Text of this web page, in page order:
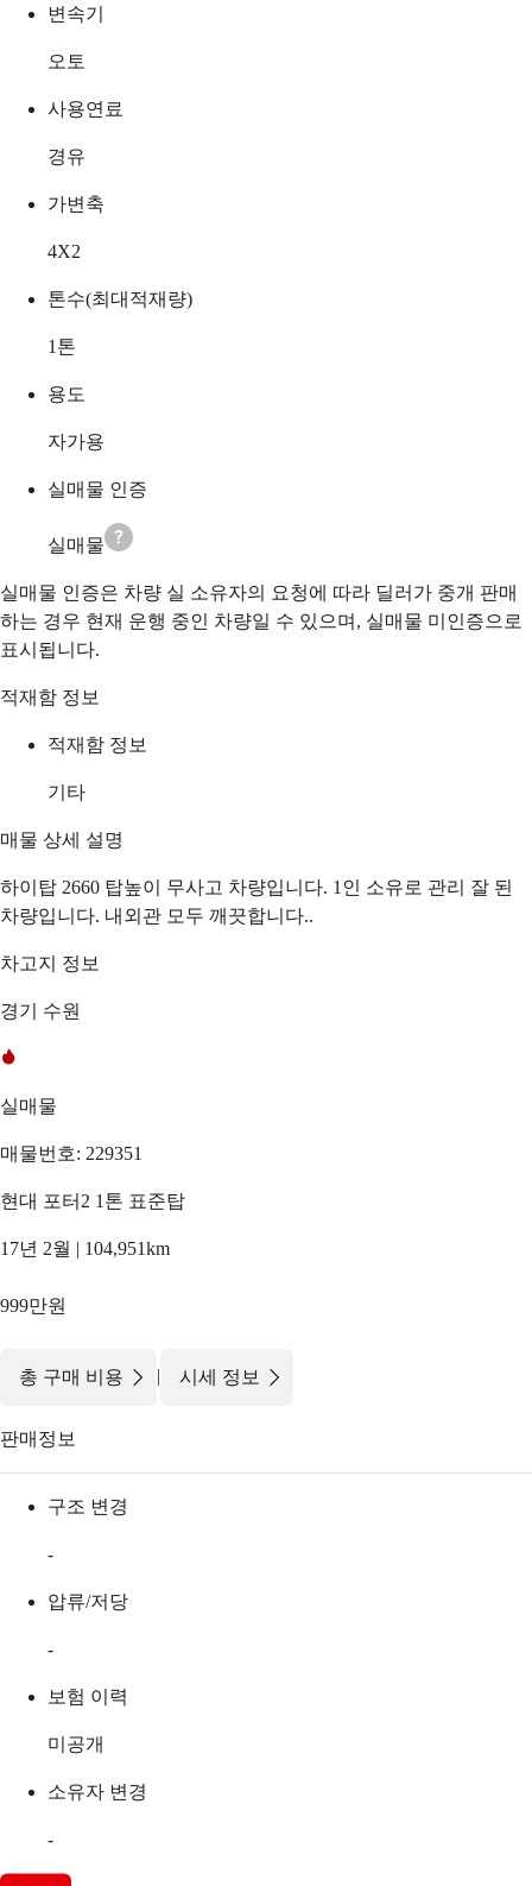
변속기
오토
사용연료
경유
가변축
4X2
톤수(최대적재량)
1 톤
용도
자가용
실매물 인증
실매물
실매물 인증은 차량 실 소유자의 요청에 따라 딜러가 중개 판매
하는 경우 현재 운행 중인 차량일 수 있으며, 실매물 미인증으로
표시됩니다.
적재함 정보
적재함 정보
기타
매물 상세 설명
하이탑 2660 탑높이 무사고 차량입니다. 1인 소유로 관리 잘 된
차량입니다. 내외관 모두 깨끗합니다..
차고지 정보
경기 수원
실매물
매물번호: 229351
현대 포터2 1톤 표준탑
17년 2월 | 104,951km
999만원
총 구매 비용 | 시세 정보
판매정보
구조 변경
-
압류/저당
-
보험 이력
미공개
소유자 변경
-